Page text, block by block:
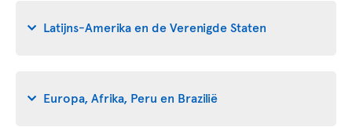
Latijns-Amerika en de Verenigde Staten
Europa, Afrika, Peru en Brazilië